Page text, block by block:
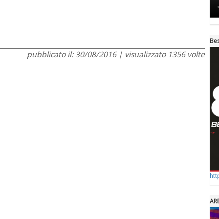
pubblicato il: 30/08/2016 | visualizzato 1356 volte